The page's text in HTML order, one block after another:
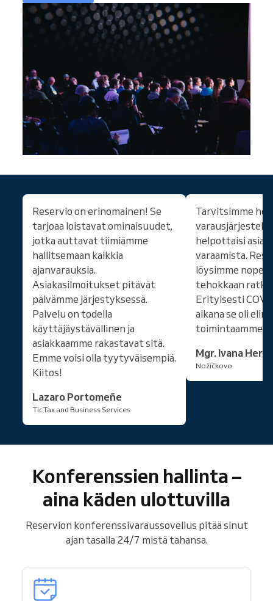
Reservio on erinomainen! Se
tarjoaa loistavat ominaisuudet,
jotka auttavat tiimiämme
hallitsemaan kaikkia
ajanvarauksia.
Asiakasilmoitukset pitävät
päivämme järjestyksessä.
Palvelu on todella
käyttäjäystävällinen ja
asiakkaamme rakastavat sitä.
Emme voisi olla tyytyväisempiä.
Kiitos!
Lazaro Portomeñe
TicTax and Business Services
Tarvitsimme
helpottaisi
varaamista.
löysimme
tehokkaan
Erityisesti
aikana se oli
toimintaamme.
Mgr. Ivana
Nožičkovo
Konferenssien hallinta –
aina käden ulottuvilla
Reservion konferenssivaraussovellus pitää sinut
ajan tasalla 24/7 mistä tahansa.